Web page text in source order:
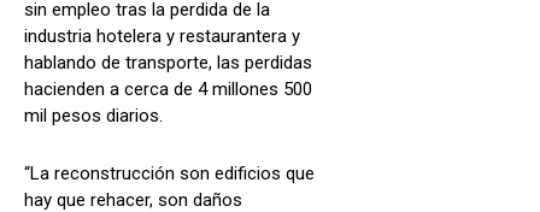
sin empleo tras la perdida de la
industria hotelera y restaurantera y
hablando de transporte, las perdidas
hacienden a cerca de 4 millones 500
mil pesos diarios.
“La reconstrucción son edificios que
hay que rehacer, son daños